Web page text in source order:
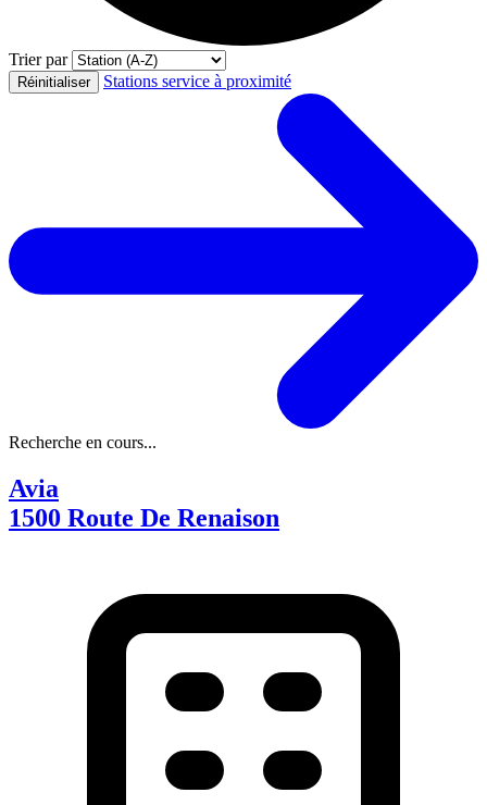
Trier par
Réinitialiser Stations service à proximité
Recherche en cours...
Avia
1500 Route De Renaison